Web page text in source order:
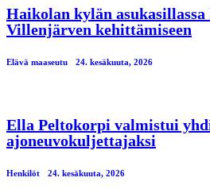
Haikolan kylän
Villenjärven kehittämiseen
Elävä maaseutu 24. kesäkuuta, 2026
Ella Peltokorpi valmistui
ajoneuvokuljettajaksi
Henkilöt 24. kesäkuuta, 2026